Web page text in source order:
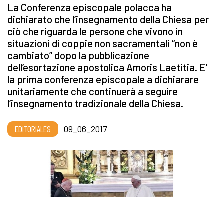
La Conferenza episcopale polacca ha
dichiarato che l’insegnamento della Chiesa per
ciò che riguarda le persone che vivono in
situazioni di coppie non sacramentali “non è
cambiato” dopo la pubblicazione
dell’esortazione apostolica Amoris Laetitia. E'
la prima conferenza episcopale a dichiarare
unitariamente che continuerà a seguire
l’insegnamento tradizionale della Chiesa.
EDITORIALES 09_06_2017